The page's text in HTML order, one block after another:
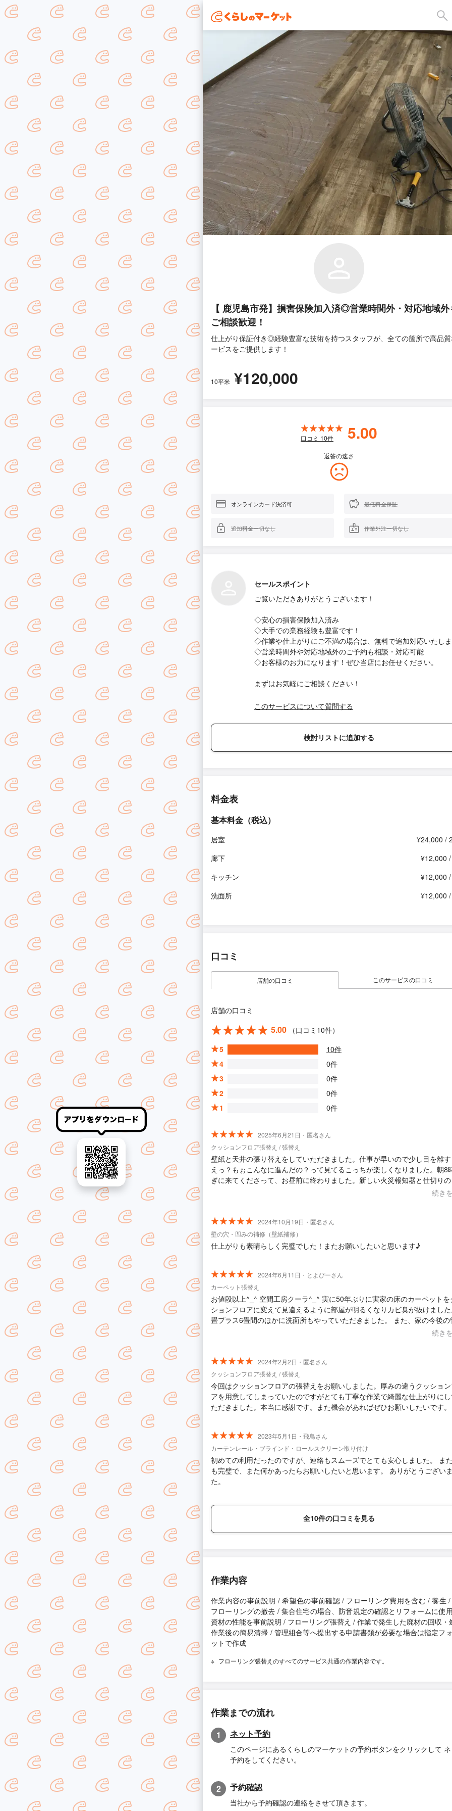
【 鹿児島市発】損害保険加入済◎営業時間外・対応地域外
ご相談歓迎！
仕上がり保証付き◎経験豊富な技術を持つスタッフが、全ての箇所で高品
ービスをご提供します！
10平米 ¥120,000
口コミ 10件 5.00
返答の速さ
オンラインカード決済可 最低料金保証
追加料金一切なし 作業外注一切なし
セールスポイント
ご覧いただきありがとうございます！
◇安心の損害保険加入済み
◇大手での業務経験も豊富です！
◇作業や仕上がりにご不満の場合は、無料で追加対応いたし
◇営業時間外や対応地域外のご予約も相談・対応可能
◇お客様のお力になります！ぜひ当店にお任せください。
まずはお気軽にご相談ください！
このサービスについて質問する
検討リストに追加する
料金表
基本料金（税込）
居室
¥24,000 /
廊下
¥12,000
キッチン
¥12,000
洗面所
¥12,000
口コミ
店舗の口コミ このサービスの口コミ
店舗の口コミ
5.00
（口コミ10件）
5
10件
4
0件
3
0件
2
0件
1
0件
2025年6月21日・匿名さん
クッションフロア張替え / 張替え
壁紙と天井の張り替えをしていただきました。仕事が早いので少し目を離
えっ？もぉこんなに進んだの？って見てるこっちが楽しくなりました。朝8
ぎに来てくださって、お昼前に終わりました。新しい火災報知器と仕切り
ルスクリーンまで付けていただき、頼んで良かったなぁと思えるお部屋に
続き
2024年10月19日・匿名さん
壁の穴・凹みの補修（壁紙補修）
仕上がりも素晴らしく完璧でした！またお願いしたいと思います♪
2024年6月11日・とよぴーさん
カーペット張替え
お値段以上^_^ 空間工房クーラ^_^ 実に50年ぶりに実家の床のカーペットを
ションフロアに変えて見違えるように部屋が明るくなりカビ臭が抜けまし
畳プラス6畳間のほかに洗面所もやっていただきました。 また、家の今後の
続き
2024年2月2日・匿名さん
クッションフロア張替え / 張替え
今回はクッションフロアの張替えをお願いしました。厚みの違うクッショ
アを用意してしまっていたのですがとても丁寧な作業で綺麗な仕上がりに
ただきました。本当に感謝です。また機会があればぜひお願いしたいです。
2023年5月1日・飛鳥さん
カーテンレール・ブラインド・ロールスクリーン取り付け
初めての利用だったのですが、連絡もスムーズでとても安心しました。 ま
も完璧で、また何かあったらお願いしたいと思います。 ありがとうござい
た。
全10件の口コミを見る
作業内容
作業内容の事前説明 / 希望色の事前確認 / フローリング費用を含む / 養生
フローリングの撤去 / 集合住宅の場合、防音規定の確認とリフォームに使
資材の性能を事前説明 / フローリング張替え / 作業で発生した廃材の回収・
作業後の簡易清掃 / 管理組合等へ提出する申請書類が必要な場合は指定フ
ットで作成
フローリング張替えのすべてのサービス共通の作業内容です。
作業までの流れ
1 ネット予約
このページにあるくらしのマーケットの予約ボタンをクリックして
予約をしてください。
2 予約確認
当社から予約確認の連絡をさせて頂きます。